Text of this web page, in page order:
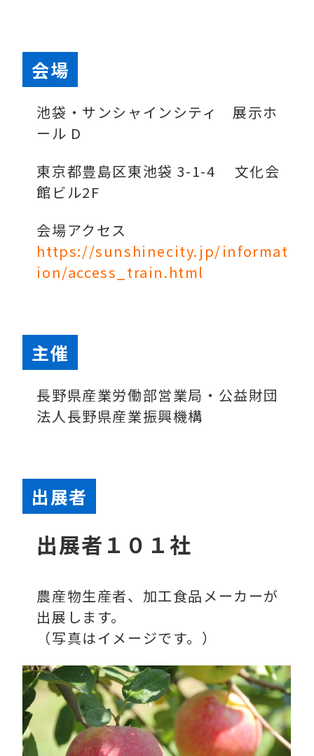
会場
池袋・サンシャインシティ 展示ホ
ール D
東京都豊島区東池袋 3-1-4 文化会
館ビル2F
会場アクセス
https://sunshinecity.jp/informat
ion/access_train.html
主催
長野県産業労働部営業局・公益財団
法人長野県産業振興機構
出展者
出展者１０１社
農産物生産者、加工食品メーカーが
出展します。
（写真はイメージです。）